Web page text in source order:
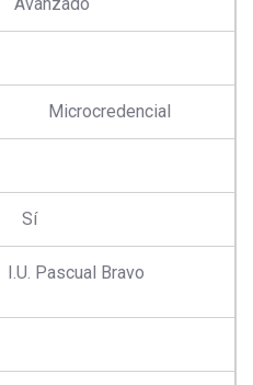
Microcredencial
Sí
I.U. Pascual Bravo